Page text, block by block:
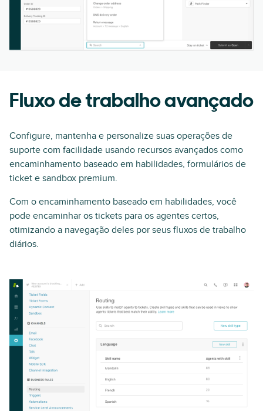
Fluxo de trabalho avançado
Configure, mantenha e personalize suas operações de
suporte com facilidade usando recursos avançados como
encaminhamento baseado em habilidades, formulários de
ticket e sandbox premium.
Com o encaminhamento baseado em habilidades, você
pode encaminhar os tickets para os agentes certos,
otimizando a navegação deles por seus fluxos de trabalho
diários.